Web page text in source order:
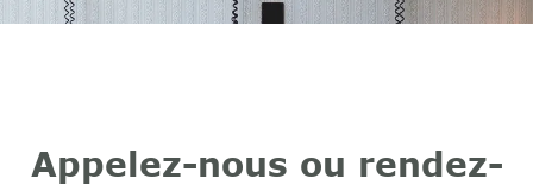
Appelez-nous ou rendez-